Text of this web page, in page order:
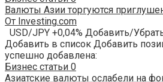
Валюты Азии торгуются
От Investing.com
USD/JPY +0,04% Добавить/
Добавить в список Добавить
успешно добавлена:
Бизнес статьи 0
Азиатские валюты ослабели на